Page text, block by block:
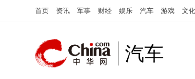
首页 资讯 军事 财经 娱乐 汽车 游戏 文化
汽车